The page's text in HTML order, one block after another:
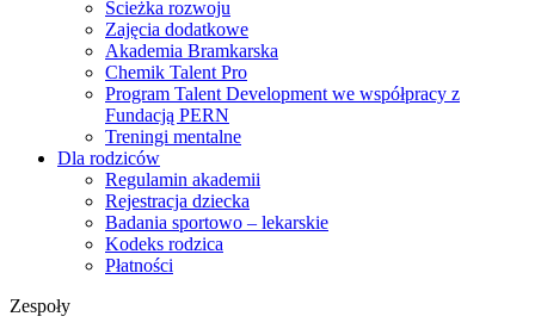
Ścieżka rozwoju
Zajęcia dodatkowe
Akademia Bramkarska
Chemik Talent Pro
Program Talent Development we współpracy z
Fundacją PERN
Treningi mentalne
Dla rodziców
Regulamin akademii
Rejestracja dziecka
Badania sportowo – lekarskie
Kodeks rodzica
Płatności
Zespoły